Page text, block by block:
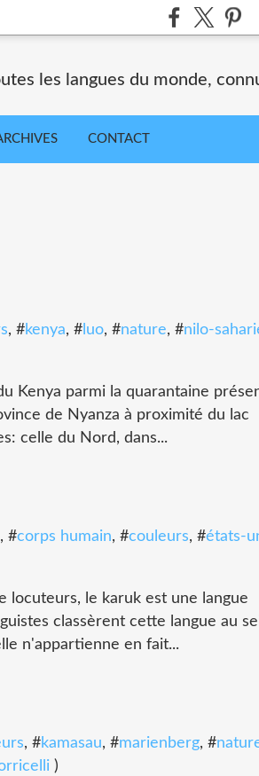
les langues du monde,
CONTACT
, #kenya, # luo, #nature, #nilo-
Kenya parmi la quarantaine
de Nyanza à proximité du lac
celle du Nord, dans...
, #corps humain, #couleurs, #états-
locuteurs, le karuk est une langue
classèrent cette langue au
n'appartienne en fait...
, #kamasau, #marienberg, #
)